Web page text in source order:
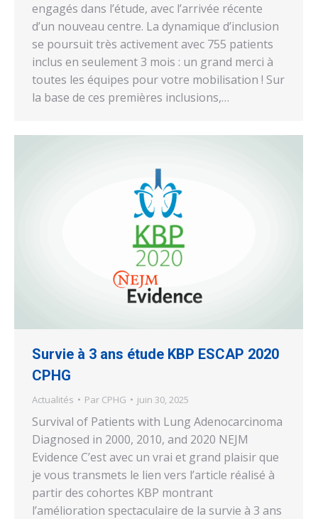
engagés dans l’étude, avec l’arrivée récente
d’un nouveau centre. La dynamique d’inclusion
se poursuit très activement avec 755 patients
inclus en seulement 3 mois : un grand merci à
toutes les équipes pour votre mobilisation ! Sur
la base de ces premières inclusions,…
Survie à 3 ans étude KBP ESCAP 2020
CPHG
Actualités Par CPHG juin 30, 2025
Survival of Patients with Lung Adenocarcinoma
Diagnosed in 2000, 2010, and 2020 NEJM
Evidence C’est avec un vrai et grand plaisir que
je vous transmets le lien vers l’article réalisé à
partir des cohortes KBP montrant
l’amélioration spectaculaire de la survie à 3 ans